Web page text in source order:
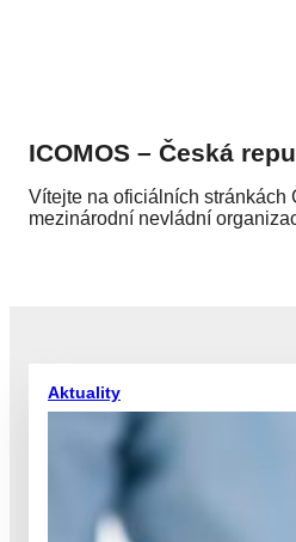
ICOMOS – Česká
Vítejte na oficiálních stránkách
mezinárodní nevládní
Aktuality